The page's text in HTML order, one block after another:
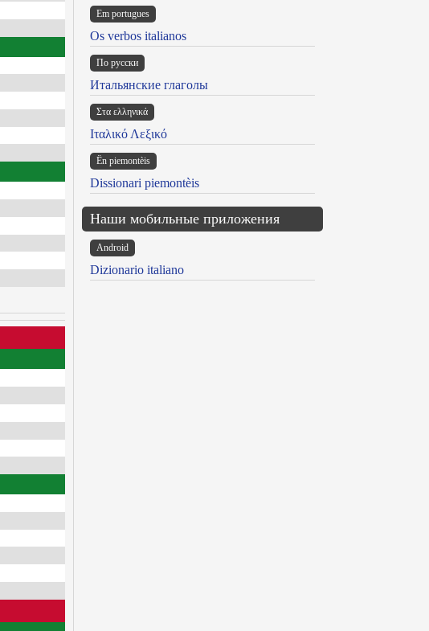
Em portugues
Os verbos italianos
По русски
Итальянские глаголы
Στα ελληνικά
Ιταλικό Λεξικό
Ën piemontèis
Dissionari piemontèis
Наши мобильные приложения
Android
Dizionario italiano